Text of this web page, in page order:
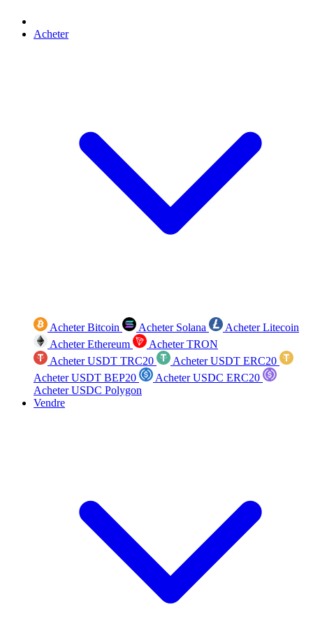
Acheter
Acheter Bitcoin Acheter Solana
Acheter Litecoin
Acheter Ethereum
Acheter TRON
Acheter USDT TRC20
Acheter USDT ERC20
Acheter USDT BEP20
Acheter USDC ERC20
Acheter USDC Polygon
Vendre